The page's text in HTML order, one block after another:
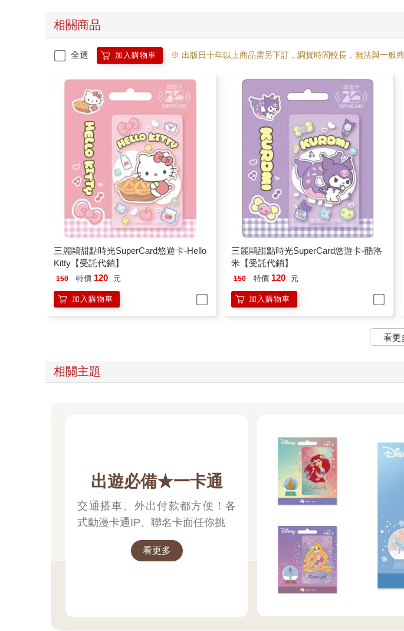
相關商品
全選 加入購物車 ※ 出版日十年以上商品需另下訂，調貨時間較長，無法與一般
三麗鷗甜點時光SuperCard悠遊卡-Hello
Kitty【受託代銷】
150 特價 120 元
加入購物車
三麗鷗甜點時光SuperCard悠遊卡-酷洛
米【受託代銷】
150 特價 120 元
加入購物車
看更
相關主題
出遊必備★一卡通
交通搭車、外出付款都方便！各
式動漫卡通IP、聯名卡面任你挑
看更多